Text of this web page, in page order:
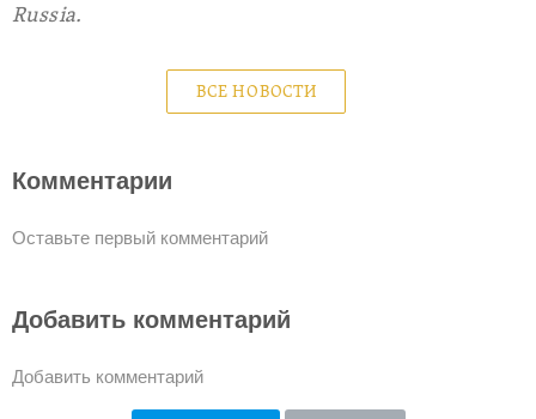
Russia.
ВСЕ НОВОСТИ
Комментарии
Оставьте первый комментарий
Добавить комментарий
Добавить комментарий